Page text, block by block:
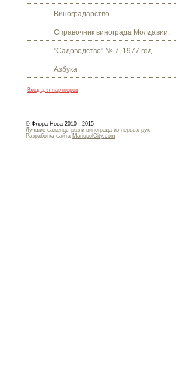
Виноградарство.
Справочник винограда Молдавии.
"Садоводство" № 7, 1977 год.
Азбука
Вход для партнеров
© Флора-Нова 2010 - 2015
Лучшие саженцы роз и винограда из первых рук
Разработка сайта MariupolCity.com